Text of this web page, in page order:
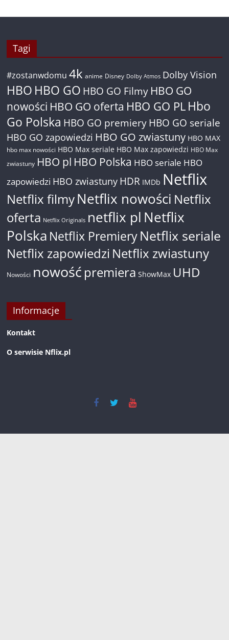
Tagi
#zostanwdomu 4k anime Disney Dolby Atmos Dolby Vision
HBO HBO GO HBO GO Filmy HBO GO
nowości HBO GO oferta HBO GO PL Hbo
Go Polska HBO GO premiery HBO GO seriale
HBO GO zapowiedzi HBO GO zwiastuny HBO MAX
hbo max nowości HBO Max seriale HBO Max zapowiedzi HBO Max
zwiastuny HBO pl HBO Polska HBO seriale HBO
zapowiedzi HBO zwiastuny HDR IMDb Netflix
Netflix filmyNetflix nowości Netflix
oferta Netflix Originals netflix pl Netflix
Polska Netflix PremieryNetflix seriale
Netflix zapowiedzi Netflix zwiastuny
Nowości nowość premiera ShowMax UHD
Informacje
Kontakt
O serwisie Nflix.pl